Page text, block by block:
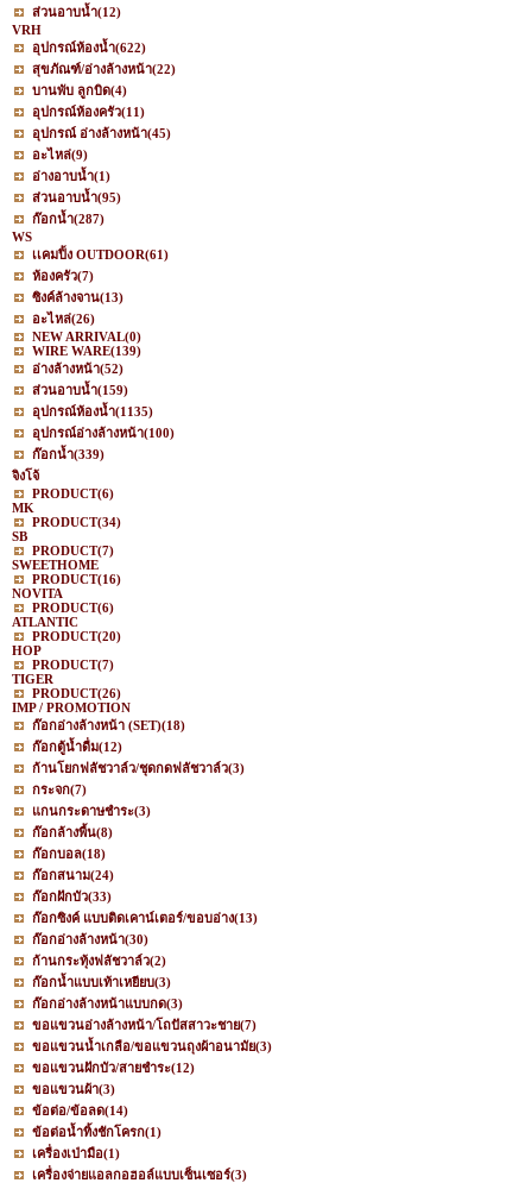
ส่วนอาบน้ำ(12)
VRH
อุปกรณ์ห้องน้ำ(622)
สุขภัณฑ์/อ่างล้างหน้า(22)
บานพับ ลูกบิด(4)
อุปกรณ์ห้องครัว(11)
อุปกรณ์ อ่างล้างหน้า(45)
อะไหล่(9)
อ่างอาบน้ำ(1)
ส่วนอาบน้ำ(95)
ก๊อกน้ำ(287)
WS
เเคมปิ้ง OUTDOOR(61)
ห้องครัว(7)
ซิงค์ล้างจาน(13)
อะไหล่(26)
NEW ARRIVAL(0)
WIRE WARE(139)
อ่างล้างหน้า(52)
ส่วนอาบน้ำ(159)
อุปกรณ์ห้องน้ำ(1135)
อุปกรณ์อ่างล้างหน้า(100)
ก๊อกน้ำ(339)
จิงโจ้
PRODUCT(6)
MK
PRODUCT(34)
SB
PRODUCT(7)
SWEETHOME
PRODUCT(16)
NOVITA
PRODUCT(6)
ATLANTIC
PRODUCT(20)
HOP
PRODUCT(7)
TIGER
PRODUCT(26)
IMP / PROMOTION
ก๊อกอ่างล้างหน้า (SET)(18)
ก๊อกตู้น้ำดื่ม(12)
ก้านโยกฟลัชวาล์ว/ชุดกดฟลัชวาล์ว(3)
กระจก(7)
แกนกระดาษชำระ(3)
ก๊อกล้างพื้น(8)
ก๊อกบอล(18)
ก๊อกสนาม(24)
ก๊อกฝักบัว(33)
ก๊อกซิงค์ แบบติดเคาน์เตอร์/ขอบอ่าง(13)
ก๊อกอ่างล้างหน้า(30)
ก้านกระทุ้งฟลัชวาล์ว(2)
ก๊อกน้ำแบบเท้าเหยียบ(3)
ก๊อกอ่างล้างหน้าแบบกด(3)
ขอแขวนอ่างล้างหน้า/โถปัสสาวะชาย(7)
ขอแขวนน้ำเกลือ/ขอแขวนถุงผ้าอนามัย(3)
ขอแขวนฝักบัว/สายชำระ(12)
ขอแขวนผ้า(3)
ข้อต่อ/ข้อลด(14)
ข้อต่อน้ำทิ้งชักโครก(1)
เครื่องเป่ามือ(1)
เครื่องจ่ายแอลกอฮอล์แบบเซ็นเซอร์(3)